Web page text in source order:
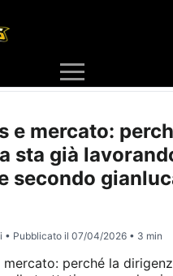
e mercato:
sta già
secondo
• Pubblicato il07/04/2026 • 3 min